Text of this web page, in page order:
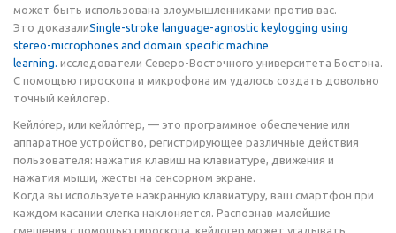
может быть использована злоумышленниками против вас.
Это доказалиSingle-stroke language-agnostic keylogging using
stereo-microphones and domain specific machine
learning. исследователи Северо-Восточного университета Бостона.
С помощью гироскопа и микрофона им удалось создать довольно
точный кейлогер.
Кейло́гер, или кейло́ггер, — это программное обеспечение или
аппаратное устройство, регистрирующее различные действия
пользователя: нажатия клавиш на клавиатуре, движения и
нажатия мыши, жесты на сенсорном экране.
Когда вы используете наэкранную клавиатуру, ваш смартфон при
каждом касании слегка наклоняется. Распознав малейшие
смещения с помощью гироскопа, кейлогер может угадывать